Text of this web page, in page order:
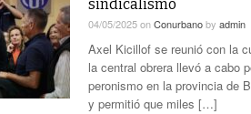
sindicalismo
04/05/2025onConurbanoby admin
Axel Kicillof se reunió con la
la central obrera llevó a cabo
peronismo en la provincia de
y permitió que miles […]